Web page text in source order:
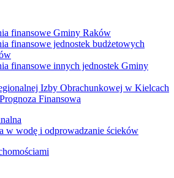
finansowe Gminy Raków
finansowe jednostek budżetowych
finansowe innych jednostek Gminy
Izby Obrachunkowej w Kielcach
Finansowa
w wodę i odprowadzanie ścieków